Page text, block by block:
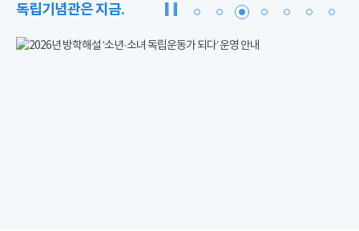
독립기념관은 지금.